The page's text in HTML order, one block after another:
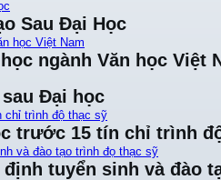
Sau Đại Học
học Việt Nam
ngành Văn học Việt
Đại học
chỉ trình độ thạc sỹ
trước 15 tín chỉ trình
và đào tạo trình đọ thạc sỹ
tuyển sinh và đào